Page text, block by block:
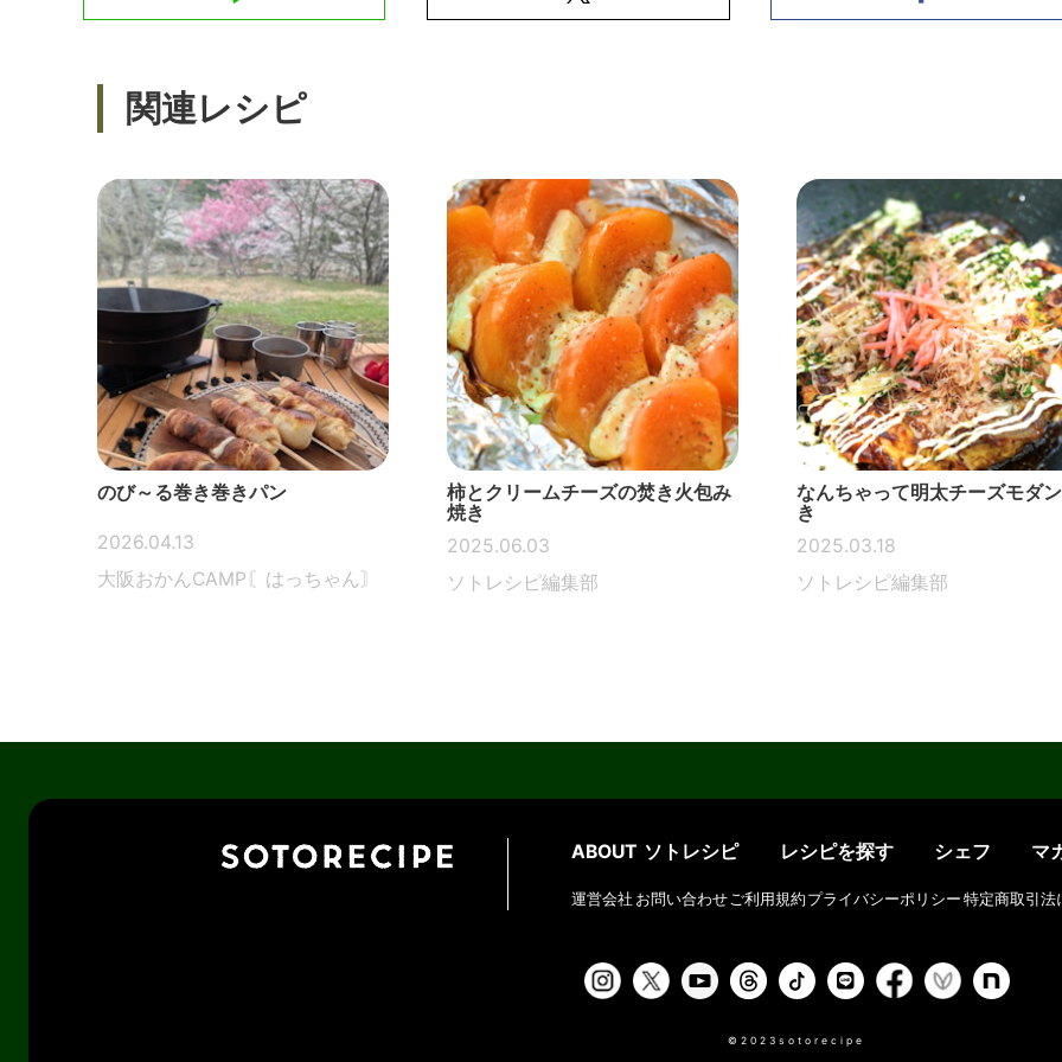
関連レシピ
のび～る巻き巻きパン
2026.04.13
大阪おかんCAMP〘はっちゃん〙
柿とクリームチーズの焚き火包み
焼き
2025.06.03
ソトレシピ編集部
なんちゃって明太チーズモダ
き
2025.03.18
ソトレシピ編集部
ABOUT ソトレシピ レシピを探す シェフ マ
運営会社 お問い合わせご利用規約 プライバシーポリシー 特定商取引法
©2023sotorecipe